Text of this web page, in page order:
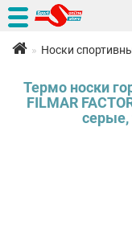
Носки
Термо носки
FILMAR
серые,